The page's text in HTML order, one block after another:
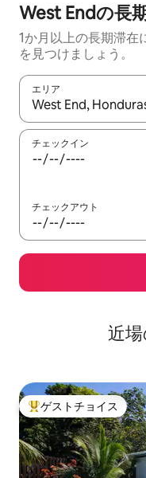
West Endの長
1か月以上の長期滞在
を見つけましょう。
エリア
検索結果が表示され
チェックイン
チェックアウト
近
大好評のゲストチョイ
ゲストチョイス